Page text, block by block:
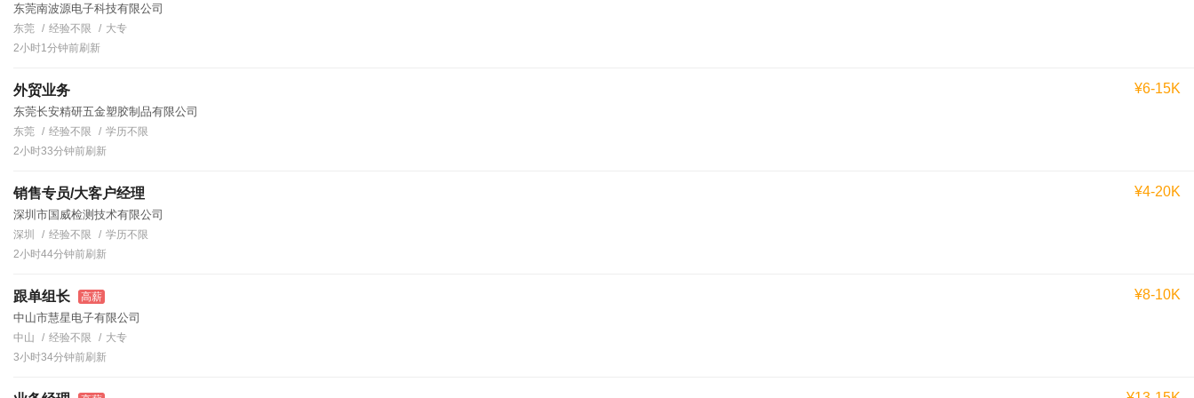
东莞南波源电子科技有限公司
东莞 经验不限
大专
2小时1分钟前刷新
外贸业务
东莞长安精研五金塑胶制品有限公司
¥6-15K
东莞 经验不限
学历不限
2小时33分钟前刷新
销售专员/大客户经理
深圳市国威检测技术有限公司
¥4-20K
深圳 经验不限
学历不限
2小时44分钟前刷新
跟单组长 高薪
中山市慧星电子有限公司
¥8-10K
中山 经验不限
大专
3小时34分钟前刷新